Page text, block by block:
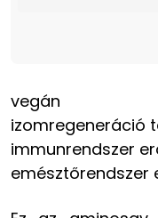
vegán
izomregeneráció
immunrendszer
emésztőrendszer